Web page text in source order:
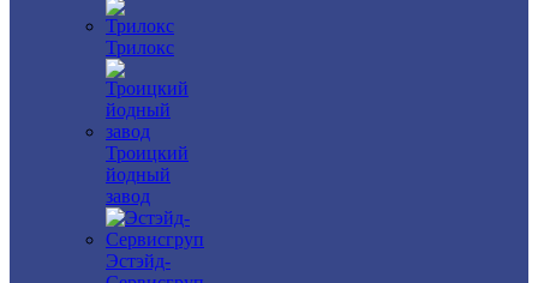
Трилокс
Троицкий
йодный
завод
Эстэйд-